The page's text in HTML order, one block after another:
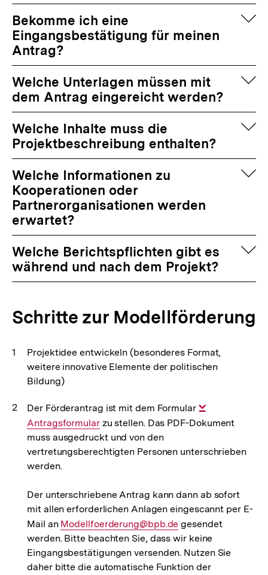
Bekomme ich eine
Eingangsbestätigung für meinen
Antrag?
Welche Unterlagen müssen mit
dem Antrag eingereicht werden?
Welche Inhalte muss die
Projektbeschreibung enthalten?
Welche Informationen zu
Kooperationen oder
Partnerorganisationen werden
erwartet?
Welche Berichtspflichten gibt es
während und nach dem Projekt?
Schritte zur Modellförderung
Projektidee entwickeln (besonderes Format,
weitere innovative Elemente der politischen
Bildung)
Der Förderantrag ist mit dem Formular
Link:
Antragsformularzu stellen. Das PDF-Dokument
muss ausgedruckt und von den
vertretungsberechtigten Personen unterschrieben
werden.
Der unterschriebene Antrag kann dann ab sofort
mit allen erforderlichen Anlagen eingescannt per E-
Mail an E-
Mail
Link:
Modellfoerderung@bpb.de gesendet
werden. Bitte beachten Sie, dass wir keine
Eingangsbestätigungen versenden. Nutzen Sie
daher bitte die automatische Funktion der